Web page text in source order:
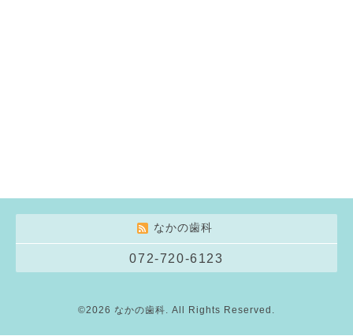
なかの歯科
072-720-6123
©2026 なかの歯科. All Rights Reserved.